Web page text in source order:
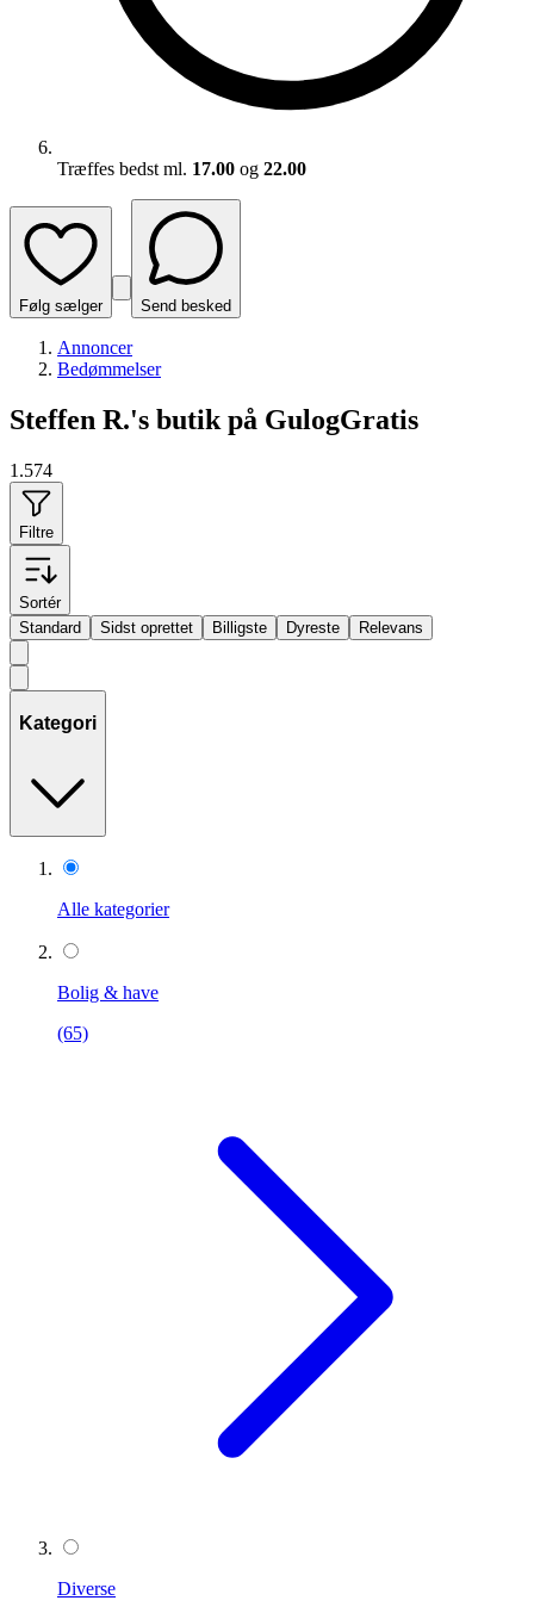
Træffes bedst ml. 17.00 og 22.00
Følg sælger Send besked
Annoncer
Bedømmelser
Steffen R.'s butik på GulogGratis
1.574
Filtre
Sortér
Standard
Sidst oprettet Billigste Dyreste Relevans
Kategori
Alle kategorier
Bolig & have
(65)
Diverse